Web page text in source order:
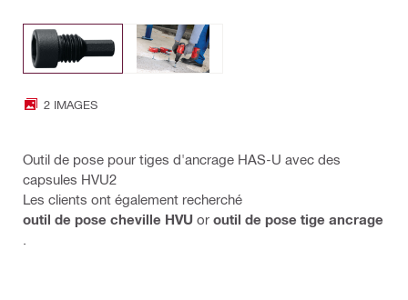
2 IMAGES
Outil de pose pour tiges d'ancrage HAS-U avec des
capsules HVU2
Les clients ont également recherché
outil de pose cheville HVU or outil de pose tige ancrage